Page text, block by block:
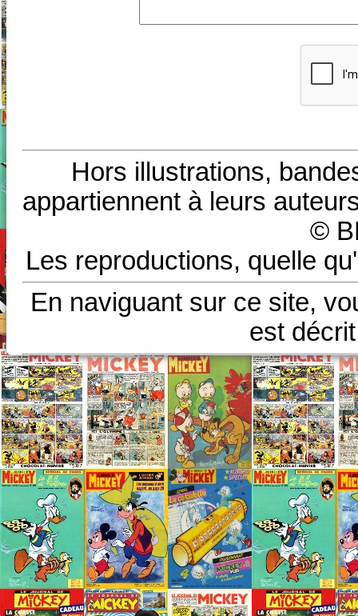
Hors illustrations,
appartiennent à leurs
©
Les reproductions, quelle
En naviguant sur ce site,
est